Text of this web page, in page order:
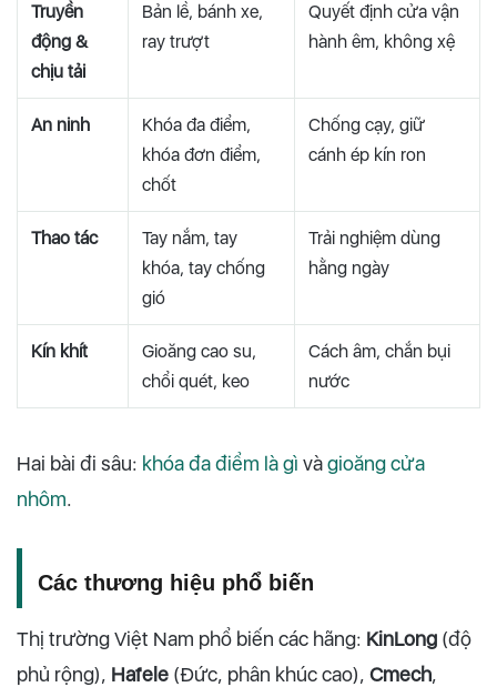
Truyền
động &
chịu tải
Bản lề, bánh xe,
ray trượt
Quyết định cửa vận
hành êm, không xệ
An ninh
Khóa đa điểm,
khóa đơn điểm,
chốt
Chống cạy, giữ
cánh ép kín ron
Thao tác
Tay nắm, tay
khóa, tay chống
gió
Trải nghiệm dùng
hằng ngày
Kín khít
Gioăng cao su,
chổi quét, keo
Cách âm, chắn bụi
nước
Hai bài đi sâu: khóa đa điểm là gì vàgioăng cửa
nhôm.
Các thương hiệu phổ biến
Thị trường Việt Nam phổ biến các hãng: KinLong (độ
phủ rộng), Hafele (Đức, phân khúc cao), Cmech,